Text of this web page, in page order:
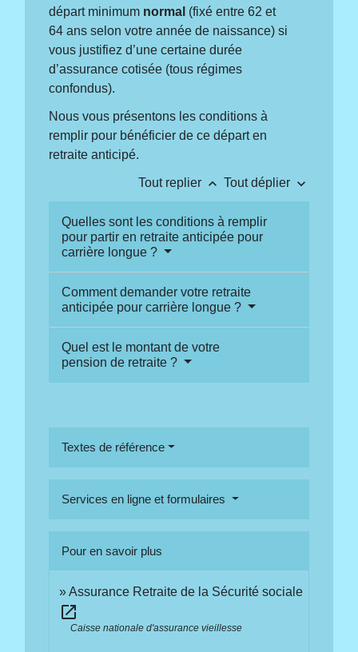
départ minimum normal (fixé entre 62 et
64 ans selon votre année de naissance) si
vous justifiez d’une certaine durée
d’assurance cotisée (tous régimes
confondus).
Nous vous présentons les conditions à
remplir pour bénéficier de ce départ en
retraite anticipé.
Tout replier keyboard_arrow_up Tout déplier keyboard_arrow_down
Quelles sont les conditions à remplir
pour partir en retraite anticipée pour
carrière longue ?
Comment demander votre retraite
anticipée pour carrière longue ?
Quel est le montant de votre
pension de retraite ?
Textes de référence
Services en ligne et formulaires
Pour en savoir plus
Assurance Retraite de la Sécurité sociale
open_in_new
Caisse nationale d'assurance vieillesse